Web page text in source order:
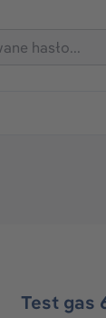
Test gas